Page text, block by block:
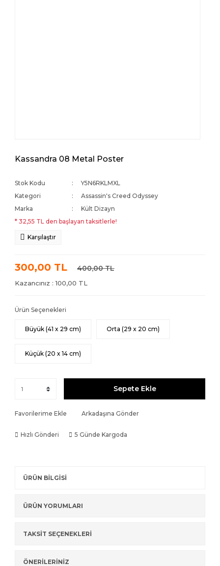
Kassandra 08 Metal Poster
Stok Kodu
Y5N6RKLMXL
Kategori
Assassin's Creed Odyssey
Marka
Kült Dizayn
* 32,55 TL den başlayan taksitlerle!
Karşılaştır
300,00 TL 400,00 TL
Kazancınız : 100,00 TL
Ürün Seçenekleri
Büyük (41 x 29 cm) Orta (29 x 20 cm)
Küçük (20 x 14 cm)
Sepete Ekle
Favorilerime Ekle Arkadaşına Gönder
Hızlı Gönderi 5 Günde Kargoda
ÜRÜN BİLGİSİ
ÜRÜN YORUMLARI
TAKSİT SEÇENEKLERİ
ÖNERİLERİNİZ